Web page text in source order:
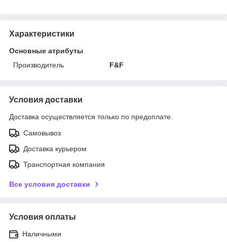
Характеристики
Основные атрибуты
Производитель
F&F
Условия доставки
Доставка осуществляется только по предоплате.
Самовывоз
Доставка курьером
Транспортная компания
Все условия доставки
Условия оплаты
Наличными